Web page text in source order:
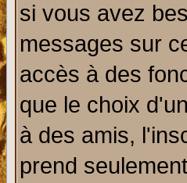
si vous avez
messages sur
accès à des
que le choix
à des amis,
prend